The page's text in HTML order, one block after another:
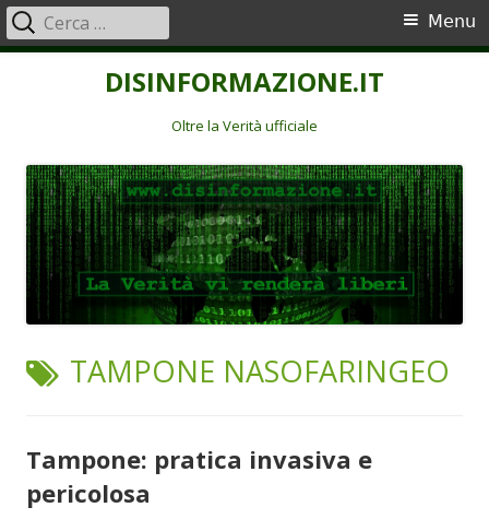
DISINFORMAZIONE.IT
Oltre la Verità ufficiale
Menu
principale
Menu
Ricerca
per:
TAG:
TAMPONE NASOFARINGEO
Tampone: pratica invasiva e
pericolosa